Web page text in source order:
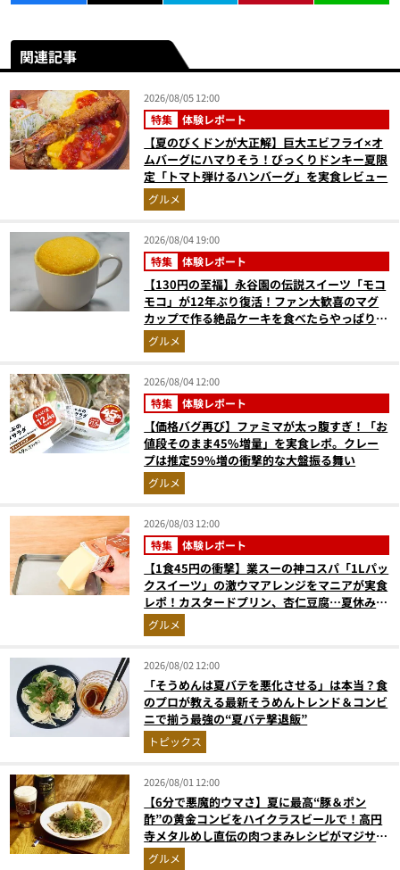
関連記事
2026/08/05 12:00
特集 体験レポート
【夏のびくドンが大正解】巨大エビフライ×オ
ムバーグにハマりそう！びっくりドンキー夏限
定「トマト弾けるハンバーグ」を実食レビュー
グルメ
2026/08/04 19:00
特集 体験レポート
【130円の至福】永谷園の伝説スイーツ「モコ
モコ」が12年ぶり復活！ファン大歓喜のマグ
カップで作る絶品ケーキを食べたらやっぱり最
高にウマかった
グルメ
2026/08/04 12:00
特集 体験レポート
【価格バグ再び】ファミマが太っ腹すぎ！「お
値段そのまま45%増量」を実食レポ。クレー
プは推定59%増の衝撃的な大盤振る舞い
グルメ
2026/08/03 12:00
特集 体験レポート
【1食45円の衝撃】業スーの神コスパ「1Lパッ
クスイーツ」の激ウマアレンジをマニアが実食
レポ！カスタードプリン、杏仁豆腐…夏休みの
おやつに最強すぎた
グルメ
2026/08/02 12:00
「そうめんは夏バテを悪化させる」は本当？食
のプロが教える最新そうめんトレンド＆コンビ
ニで揃う最強の“夏バテ撃退飯”
トピックス
2026/08/01 12:00
【6分で悪魔的ウマさ】夏に最高“豚＆ポン
酢”の黄金コンビをハイクラスビールで！高円
寺メタルめし直伝の肉つまみレシピがマジサイ
コー【マンダ◯リアンにも食べさせたい】
グルメ